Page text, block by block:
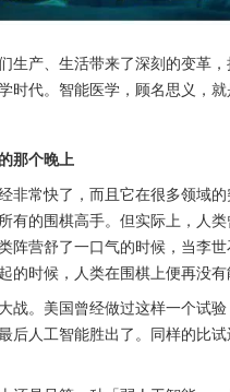
生产、生活带来了深刻的变革
代。智能医学，顾名思义，就
那个晚上
非常快了，而且它在很多领域
有的围棋高手。但实际上，人
阵营舒了一口气的时候，当李
时候，人类在围棋上便再没有
战。美国曾经做过这样一个试
后人工智能胜出了。同样的比